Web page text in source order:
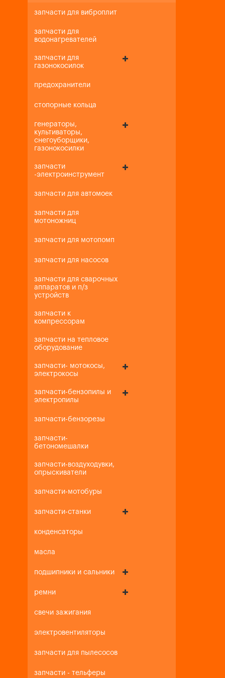
запчасти для виброплит
запчасти для
водонагревателей
запчасти для
газонокосилок
предохранители
стопорные кольца
генераторы,
культиваторы,
снегоуборщики,
газонокосилки
запчасти
-электроинструмент
запчасти для автомоек
запчасти для
мотоножниц
запчасти для мотопомп
запчасти для насосов
запчасти для сварочных
аппаратов и п/з
устройств
запчасти к
компрессорам
запчасти на тепловое
оборудование
запчасти- мотокосы,
электрокосы
запчасти-бензопилы и
электропилы
запчасти-бензорезы
запчасти-
бетономешалки
запчасти-воздуходувки,
опрыскиватели
запчасти-мотобуры
запчасти-станки
конденсаторы
масла
подшипники и сальники
ремни
свечи зажигания
электровентиляторы
запчасти для пылесосов
запчасти - тельферы